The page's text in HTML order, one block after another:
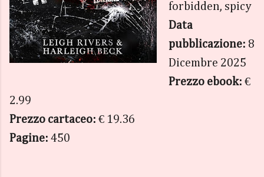
forbidden, spicy
Data
pubblicazione: 8
Dicembre 2025
Prezzo ebook: €
2.99
Prezzo cartaceo: € 19.36
Pagine: 450